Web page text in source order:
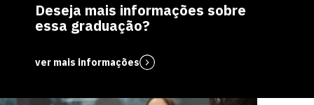
Deseja mais informações sobre
essa graduação?
ver mais informações